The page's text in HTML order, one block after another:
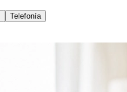
Telefonía